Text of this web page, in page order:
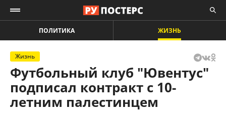
ПОЛИТИКА ЖИЗНЬ
Жизнь
Футбольный клуб "Ювентус"
подписал контракт с 10-
летним палестинцем